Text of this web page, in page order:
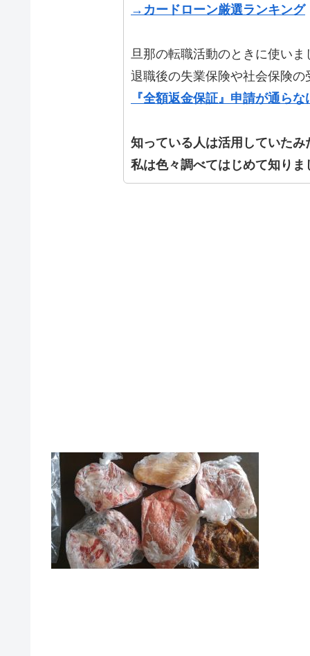
→カードローン厳選ランキング
旦那の転職活動のときに使いま
退職後の失業保険や社会保険の
『全額返金保証』申請が通らな
知っている人は活用していたみ
私は色々調べてはじめて知りま